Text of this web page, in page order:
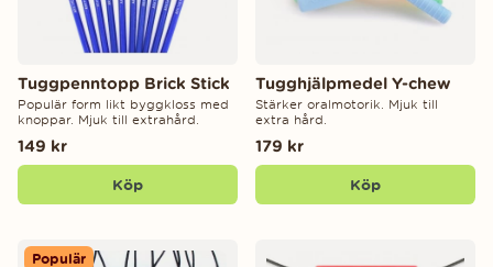
Tuggpenntopp Brick Stick
Populär form likt byggkloss med
knoppar. Mjuk till extrahård.
149 kr
Köp
Tugghjälpmedel Y-chew
Stärker oralmotorik. Mjuk till
extra hård.
179 kr
Köp
Populär